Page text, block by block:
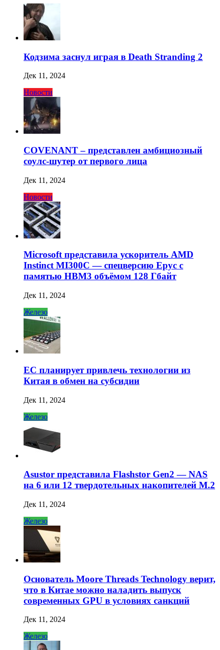
Кодзима заснул играя в Death Stranding 2
Дек 11, 2024
Новости
COVENANT – представлен амбициозный
соулс-шутер от первого лица
Дек 11, 2024
Новости
Microsoft представила ускоритель AMD
Instinct MI300C — спецверсию Epyc с
памятью HBM3 объёмом 128 Гбайт
Дек 11, 2024
Железо
ЕС планирует привлечь технологии из
Китая в обмен на субсидии
Дек 11, 2024
Железо
Asustor представила Flashstor Gen2 — NAS
на 6 или 12 твердотельных накопителей M.2
Дек 11, 2024
Железо
Основатель Moore Threads Technology верит,
что в Китае можно наладить выпуск
современных GPU в условиях санкций
Дек 11, 2024
Железо